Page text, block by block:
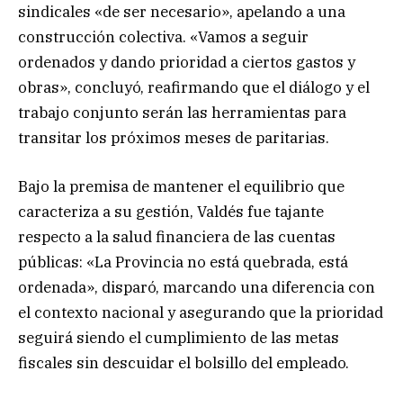
sindicales «de ser necesario», apelando a una
construcción colectiva. «Vamos a seguir
ordenados y dando prioridad a ciertos gastos y
obras», concluyó, reafirmando que el diálogo y el
trabajo conjunto serán las herramientas para
transitar los próximos meses de paritarias.
Bajo la premisa de mantener el equilibrio que
caracteriza a su gestión, Valdés fue tajante
respecto a la salud financiera de las cuentas
públicas: «La Provincia no está quebrada, está
ordenada», disparó, marcando una diferencia con
el contexto nacional y asegurando que la prioridad
seguirá siendo el cumplimiento de las metas
fiscales sin descuidar el bolsillo del empleado.